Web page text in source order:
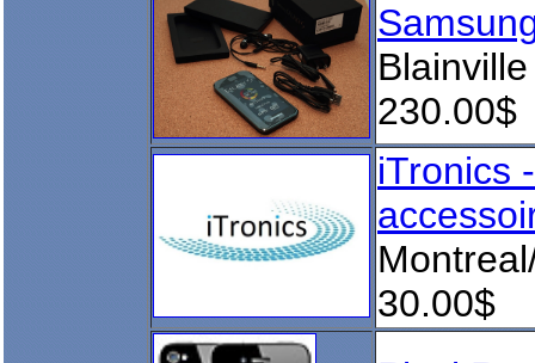
Blainville
230.00$
iTronics
30.00$